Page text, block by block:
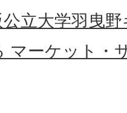
公立大学羽曳
マーケット・